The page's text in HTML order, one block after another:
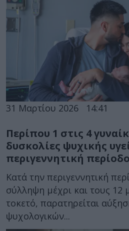
31 Μαρτίου 2026 14:41
Περίπου 1 στις 4
δυσκολίες ψυχικής
περιγεννητική περίοδο
Κατά την περιγεννητική
σύλληψη μέχρι και τους 12
τοκετό, παρατηρείται
ψυχολογικών...